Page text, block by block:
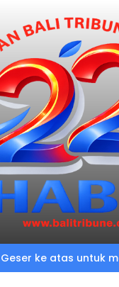
ke atas untuk